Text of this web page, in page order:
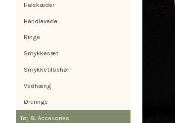
Halskæder
Håndlavede
Ringe
Smykkesæt
Smykketilbehør
Vedhæng
Øreringe
Tøj & Accesories